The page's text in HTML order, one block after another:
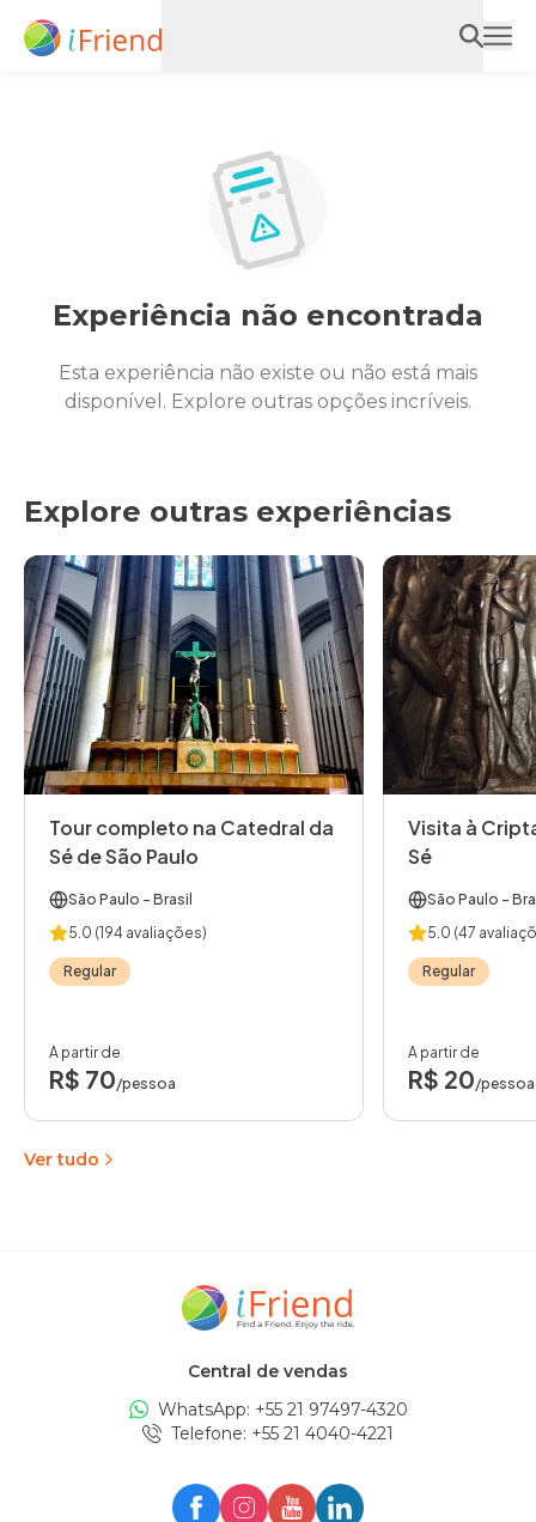
Experiência não encontrada
Esta experiência não existe ou não está mais
disponível. Explore outras opções incríveis.
Explore outras experiências
Tour completo na Catedral da
Sé de São Paulo
São Paulo - Brasil
5.0 (194 avaliações)
Regular
A partir de
R$ 70/pessoa
Visita à
Sé
São Paulo -
5.0 (47
Regular
A partir de
R$ 20/pessoa
Ver tudo
Central de vendas
WhatsApp: +55 21 97497-4320
Telefone: +55 21 4040-4221